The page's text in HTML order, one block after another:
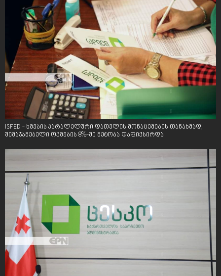
ISFED - ხმების პარალელური დათვლის მონაცემების თანახმად,
შემაჯამებელი ოქმების 8%-ში მეტობა დაფიქსირდა